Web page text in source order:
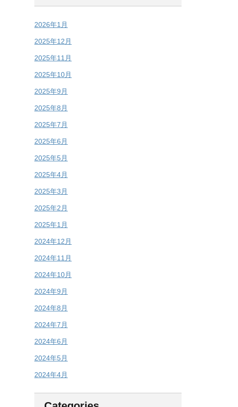
2026年1月
2025年12月
2025年11月
2025年10月
2025年9月
2025年8月
2025年7月
2025年6月
2025年5月
2025年4月
2025年3月
2025年2月
2025年1月
2024年12月
2024年11月
2024年10月
2024年9月
2024年8月
2024年7月
2024年6月
2024年5月
2024年4月